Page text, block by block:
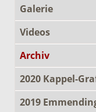
Galerie
Videos
Archiv
2020 Kappel-
2019